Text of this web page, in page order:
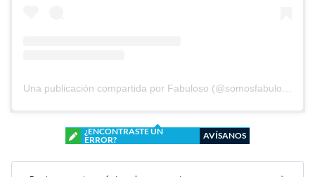
Una publicación compartida por Fabuloso (@somosfabuloso)
¿ENCONTRASTE UN
ERROR?
AVÍSANOS